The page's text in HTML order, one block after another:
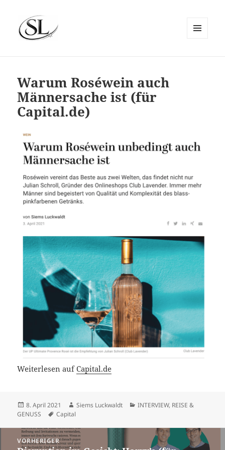
Warum Roséwein auch
Männersache ist (für
Capital.de)
Weiterlesen aufCapital.de
Veröffentlicht
am
8. April 2021 Autor
Siems Luckwaldt Kategorien
INTERVIEW, REISE &
GENUSS
Schlagwörter
Capital
Beitragsnavigation
VORHERIGER